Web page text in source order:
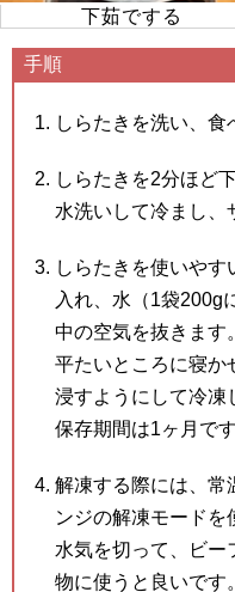
下茹でする
手順
しらたきを洗い、食
しらたきを2分ほど
水洗いして冷まし、
しらたきを使いやす
入れ、水（1袋200g
中の空気を抜きます。
平たいところに寝か
浸すようにして冷凍
保存期間は1ヶ月です
解凍する際には、常
ンジの解凍モードを
水気を切って、ビー
物に使うと良いです。